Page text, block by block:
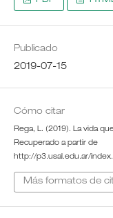
Publicado
2019-07-15
Cómo citar
Rega, L. (2019). La vida
Recuperado a partir de
http://p3.usal.edu.ar/
Más formatos de